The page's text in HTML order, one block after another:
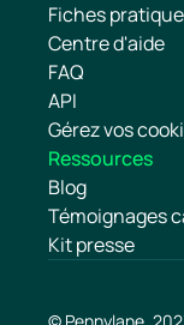
Fiches
Centre d'aide
FAQ
API
Gérez vos
Ressources
Blog
Témoignages
Kit presse